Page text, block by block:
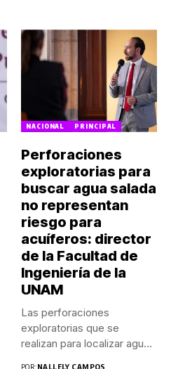
NACIONAL PRINCIPAL
Perforaciones
exploratorias para
buscar agua salada
no representan
riesgo para
acuíferos: director
de la Facultad de
Ingeniería de la
UNAM
Las perforaciones
exploratorias que se
realizan para localizar agua
POR:NALLELY CAMPOS